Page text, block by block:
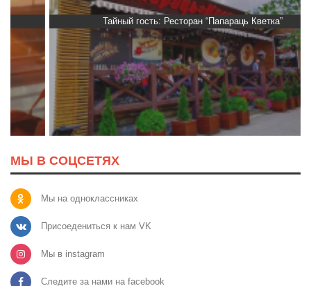
Тайный гость: Ресторан “Папараць Кветка”
МЫ В СОЦСЕТЯХ
Мы на одноклассниках
Присоедениться к нам VK
Мы в instagram
Следите за нами на facebook